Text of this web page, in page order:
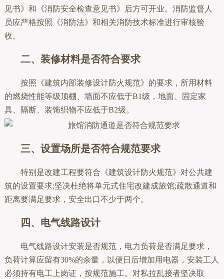
见书》和《消防安全检查意见书》后方可开业。消防监督人
员应严格按照《消防法》和相关消防技术标准进行审核验
收。
二、装修材料是否符合要求
按照《建筑内部装修设计防火规范》的要求，所用材料
的燃烧性能等级顶棚、墙面不应低于B1级，地面、固定家
具、隔断、装饰织物不应低于B2级。
三、设置场所是否符合规范要求
特别是改建工程要符合《建筑设计防火规范》对公共建
筑的设置要求;坚决杜绝将单元式住宅改建成旅馆;疏散通道和
距离要满足要求，安全出口不少于两个。
四、电气线路设计
电气线路设计安装是否规范，电力负荷是否满足要求，
负荷计算应留有30%的余量，以便日后增加用电器，安装工人
必须持有电工上岗证，按规范施工。对私拉乱接者坚决取